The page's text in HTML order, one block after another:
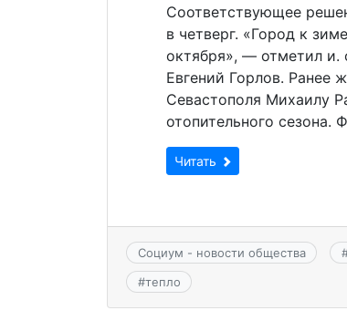
Соответствующее
в четверг. «Город к
октября», — отметил и.
Евгений Горлов. Ранее
Севастополя Михаилу
отопительного сезона.
Читать
Социум - новости общества
#тепло